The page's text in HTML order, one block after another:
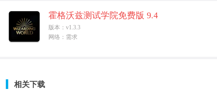
霍格沃兹测试学院免费版 9.4
版本：v1.3.3
网络：需求
相关下载